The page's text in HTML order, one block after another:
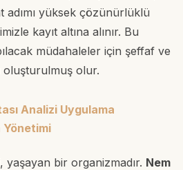
adımı yüksek çözünürlüklü
kayıt altına alınır. Bu
müdahaleler için şeffaf ve
oluşturulmuş olur.
Analizi Uygulama
Yönetimi
yaşayan bir organizmadır. Nem